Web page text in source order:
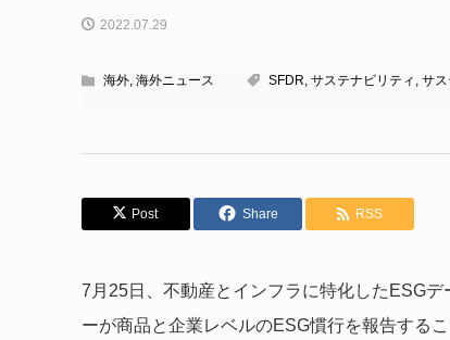
2022.07.29
海外, 海外ニュース SFDR, サステナビリティ , サ
Post Share RSS
7月25日、不動産とインフラに特化したESG
ーが商品と企業レベルのESG慣行を報告する